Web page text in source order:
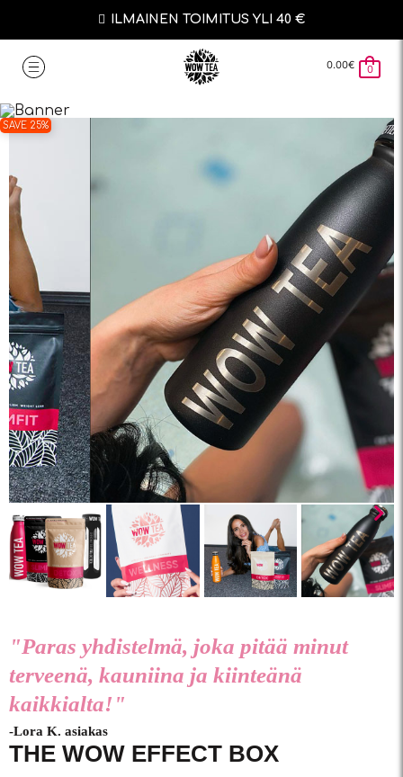
ILMAINEN TOIMITUS YLI 40 €
0.00€ 0
SAVE 25%
"Paras yhdistelmä, joka pitää minut
terveenä, kauniina ja kiinteänä
kaikkialta!"
-Lora K. asiakas
THE WOW EFFECT BOX